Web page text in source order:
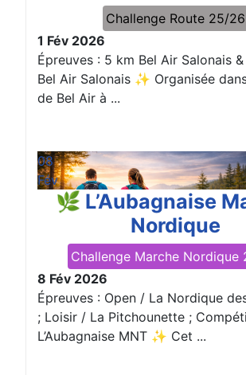
Challenge Route 25/26
1 Fév 2026
Épreuves : 5 km Bel Air Salonais
Bel Air Salonais ✨ Organisée
de Bel Air à ...
08
Fév
🌿 L’Aubagnaise
Nordique
Challenge Marche Nordique
8 Fév 2026
Épreuves : Open / La Nordique
; Loisir / La Pitchounette ;
L’Aubagnaise MNT ✨ Cet ...